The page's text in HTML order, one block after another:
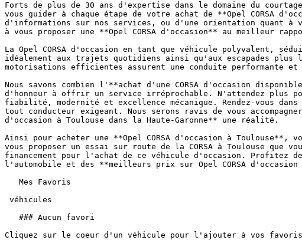
Forts de plus de 30 ans d'expertise dans le domaine du
vous guider à chaque étape de votre achat de **Opel CORSA
d'informations sur nos services, ou d'une orientation quant à
à vous proposer une **Opel CORSA d'occasion** au meilleur
La Opel CORSA d'occasion en tant que véhicule polyvalent,
idéalement aux trajets quotidiens ainsi qu'aux escapades
motorisations efficientes assurent une conduite performante et
Nous savons combien l'**achat d'une CORSA d'occasion
d'honneur à offrir un service irréprochable. N'attendez plus
fiabilité, modernité et excellence mécanique. Rendez-vous
tout conducteur exigeant. Nous serons ravis de vous
d'occasion à Toulouse dans la Haute-Garonne** une réalité.
Ainsi pour acheter une **Opel CORSA d'occasion à
vous proposer un essai sur route de la CORSA à Toulouse que
financement pour l'achat de ce véhicule d'occasion. Profitez
l'automobile et des **meilleurs prix sur Opel CORSA d'occasion